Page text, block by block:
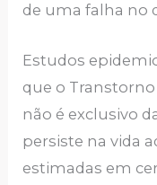
de uma falha no
Estudos
que o
não é exclusivo
persiste na vida
estimadas em